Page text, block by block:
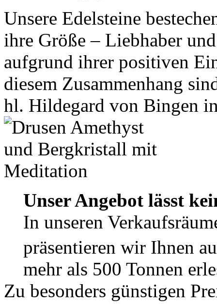
Unsere Edelsteine
ihre Größe – Liebhaber
aufgrund ihrer positiven
diesem Zusammenhang
hl. Hildegard von Bingen
Unser Angebot lässt
In unseren
präsentieren wir Ihnen
mehr als 500 Tonnen
Zu besonders günstigen